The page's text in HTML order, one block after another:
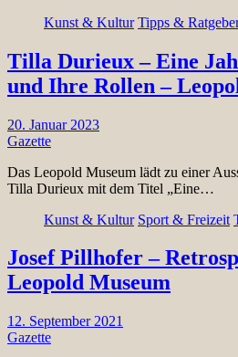
Kunst & Kultur Tipps &
Tilla Durieux – Eine
und Ihre Rollen –
20. Januar 2023
Gazette
Das Leopold Museum lädt zu einer
Tilla Durieux mit dem Titel „Eine…
Kunst & Kultur Sport & Freizeit
Josef Pillhofer –
Leopold Museum
12. September 2021
Gazette